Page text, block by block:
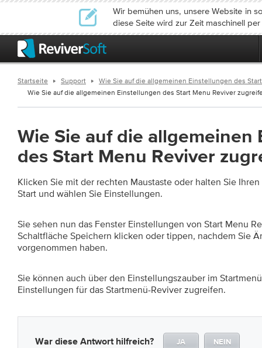
Wir bemühen uns, unsere Website in
diese Seite wird zur Zeit maschinell
Startseite Support
Wie Sie auf die allgemeinen Einstellungen des
Wie Sie auf die allgemeinen Einstellungen des Start Menu Reviver
Wie Sie auf die allgemeinen
des Start Menu Reviver
Klicken Sie mit der rechten Maustaste oder halten Sie
Start und wählen Sie Einstellungen.
Sie sehen nun das Fenster Einstellungen von Start Menu
Schaltfläche Speichern klicken oder tippen, nachdem Sie
vorgenommen haben.
Sie können auch über den Einstellungszauber im
Einstellungen für das Startmenü-Reviver zugreifen.
War diese Antwort hilfreich? JA NEIN